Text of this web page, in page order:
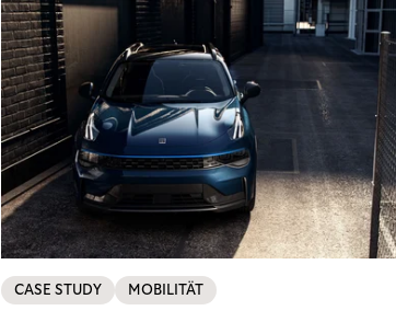
CASE STUDY MOBILITÄT